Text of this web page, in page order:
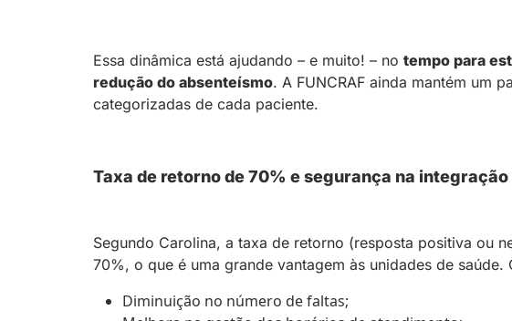
Essa dinâmica está ajudando – e muito! – no tempo para
redução do absenteísmo. A FUNCRAF ainda mantém um
categorizadas de cada paciente.
Taxa de retorno de 70% e segurança na
Segundo Carolina, a taxa de retorno (resposta positiva ou
70%, o que é uma grande vantagem às unidades de
Diminuição no número de faltas;